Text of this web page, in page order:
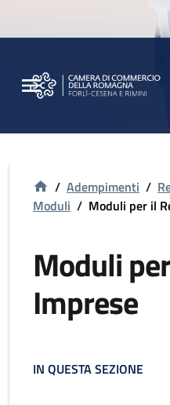
/ Adempimenti /
Moduli / Moduli per il
Moduli
Imprese
IN QUESTA SEZIONE